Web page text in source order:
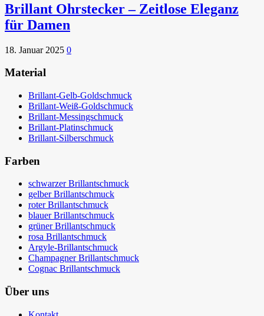
Brillant Ohrstecker – Zeitlose Eleganz
für Damen
18. Januar 2025 0
Material
Brillant-Gelb-Goldschmuck
Brillant-Weiß-Goldschmuck
Brillant-Messingschmuck
Brillant-Platinschmuck
Brillant-Silberschmuck
Farben
schwarzer Brillantschmuck
gelber Brillantschmuck
roter Brillantschmuck
blauer Brillantschmuck
grüner Brillantschmuck
rosa Brillantschmuck
Argyle-Brillantschmuck
Champagner Brillantschmuck
Cognac Brillantschmuck
Über uns